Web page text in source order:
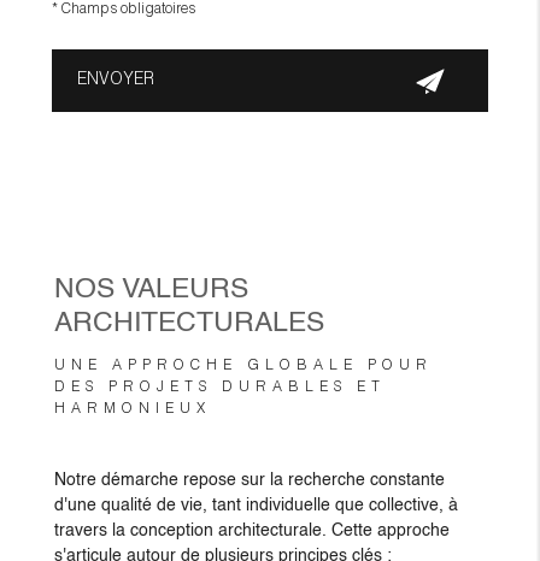
* Champs obligatoires
NOS VALEURS
ARCHITECTURALES
UNE APPROCHE GLOBALE POUR
DES PROJETS DURABLES ET
HARMONIEUX
Notre démarche repose sur la recherche constante
d'une qualité de vie, tant individuelle que collective, à
travers la conception architecturale. Cette approche
s'articule autour de plusieurs principes clés :